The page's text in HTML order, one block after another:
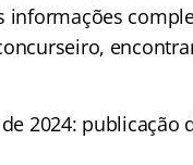
informações
2024: publicação